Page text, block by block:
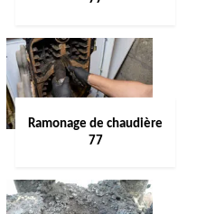
Ramonage de chaudière
77